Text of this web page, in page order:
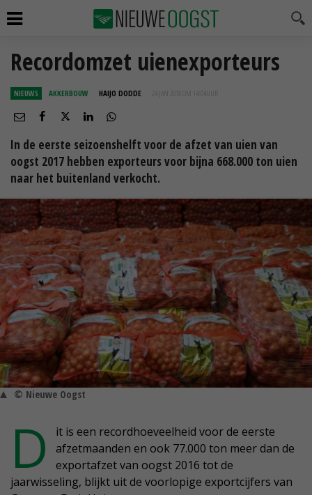
Recordomzet uienexporteurs
NIEUWS AKKERBOUW HAIJO DODDE 24 JAN 2018 OM 14:04
In de eerste seizoenshelft voor de afzet van uien van
oogst 2017 hebben exporteurs voor bijna 668.000 ton uien
naar het buitenland verkocht.
© Nieuwe Oogst
D
it is een recordhoeveelheid voor de eerste
afzetmaanden en ook 77.000 ton meer dan de
exportafzet van oogst 2016 tot de
jaarwisseling, blijkt uit de voorlopige exportcijfers van